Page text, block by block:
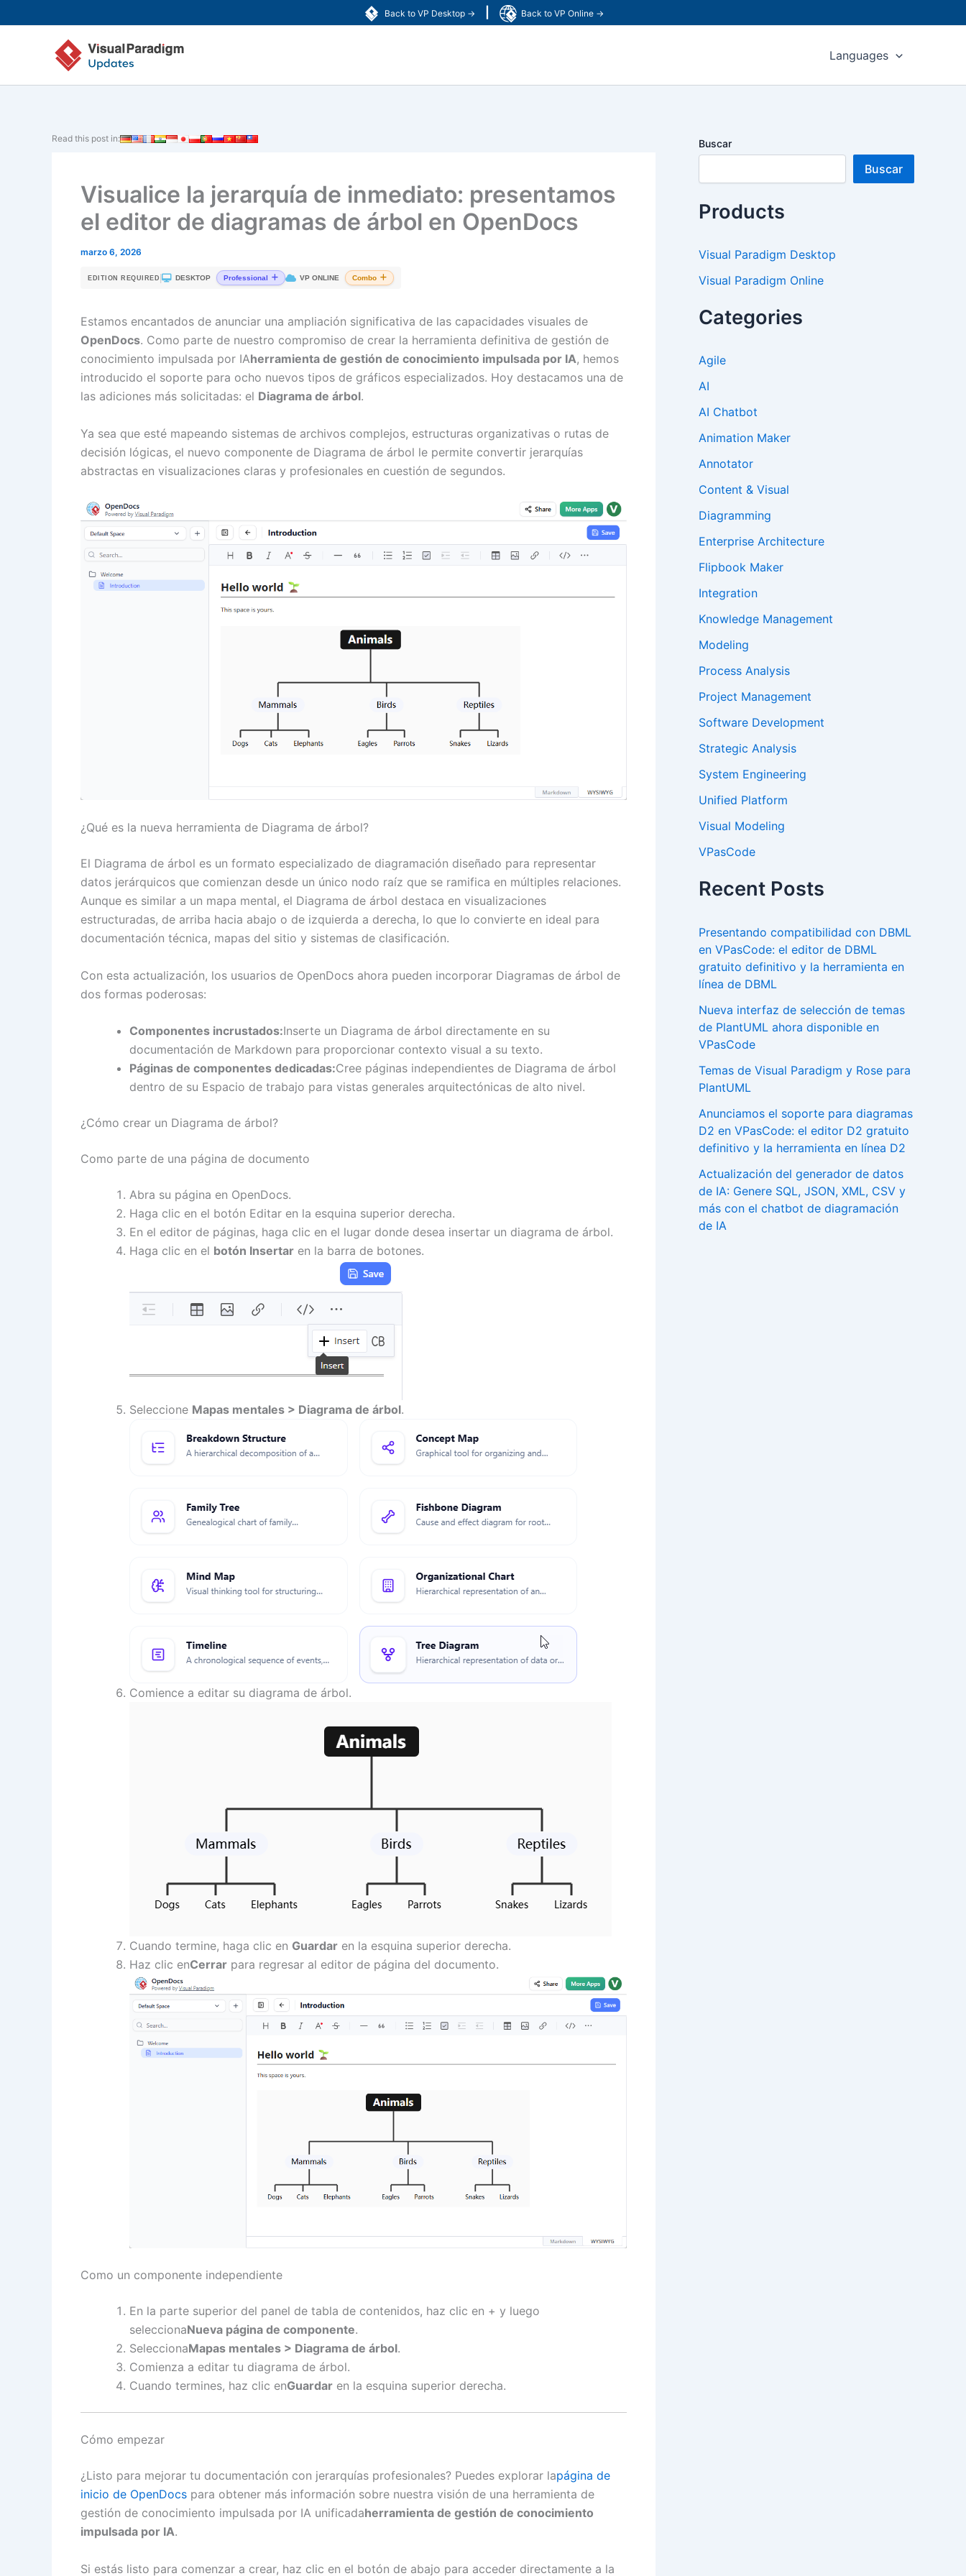
Back to VP Desktop → Back to VP Online →
al
Languages
Read this post in:
Visualice la jerarquía de inmediato: presentamos
el editor de diagramas de árbol en OpenDocs
marzo 6, 2026
EDITION REQUIRED DESKTOP Professional VP ONLINE Combo
Estamos encantados de anunciar una ampliación significativa de las capacidades visuales de
OpenDocs. Como parte de nuestro compromiso de crear la herramienta definitiva de gestión de
conocimiento impulsada por IAherramienta de gestión de conocimiento impulsada por IA, hemos
introducido el soporte para ocho nuevos tipos de gráficos especializados. Hoy destacamos una de
las adiciones más solicitadas: el Diagrama de árbol.
Ya sea que esté mapeando sistemas de archivos complejos, estructuras organizativas o rutas de
decisión lógicas, el nuevo componente de Diagrama de árbol le permite convertir jerarquías
abstractas en visualizaciones claras y profesionales en cuestión de segundos.
¿Qué es la nueva herramienta de Diagrama de árbol?
El Diagrama de árbol es un formato especializado de diagramación diseñado para representar
datos jerárquicos que comienzan desde un único nodo raíz que se ramifica en múltiples relaciones.
Aunque es similar a un mapa mental, el Diagrama de árbol destaca en visualizaciones
estructuradas, de arriba hacia abajo o de izquierda a derecha, lo que lo convierte en ideal para
documentación técnica, mapas del sitio y sistemas de clasificación.
Con esta actualización, los usuarios de OpenDocs ahora pueden incorporar Diagramas de árbol de
dos formas poderosas:
Componentes incrustados:Inserte un Diagrama de árbol directamente en su
documentación de Markdown para proporcionar contexto visual a su texto.
Páginas de componentes dedicadas:Cree páginas independientes de Diagrama de árbol
dentro de su Espacio de trabajo para vistas generales arquitectónicas de alto nivel.
¿Cómo crear un Diagrama de árbol?
Como parte de una página de documento
Abra su página en OpenDocs.
Haga clic en el botón Editar en la esquina superior derecha.
En el editor de páginas, haga clic en el lugar donde desea insertar un diagrama de árbol.
Haga clic en el botón Insertar en la barra de botones.
Seleccione Mapas mentales > Diagrama de árbol.
Comience a editar su diagrama de árbol.
Cuando termine, haga clic en Guardar en la esquina superior derecha.
Haz clic enCerrar para regresar al editor de página del documento.
Como un componente independiente
En la parte superior del panel de tabla de contenidos, haz clic en + y luego
seleccionaNueva página de componente.
SeleccionaMapas mentales > Diagrama de árbol.
Comienza a editar tu diagrama de árbol.
Cuando termines, haz clic enGuardar en la esquina superior derecha.
Cómo empezar
¿Listo para mejorar tu documentación con jerarquías profesionales? Puedes explorar lapágina de
inicio de OpenDocs para obtener más información sobre nuestra visión de una herramienta de
gestión de conocimiento impulsada por IA unificadaherramienta de gestión de conocimiento
impulsada por IA.
Si estás listo para comenzar a crear, haz clic en el botón de abajo para acceder directamente a la
Buscar
Buscar
Products
Visual Paradigm Desktop
Visual Paradigm Online
Categories
Agile
AI
AI Chatbot
Animation Maker
Annotator
Content & Visual
Diagramming
Enterprise Architecture
Flipbook Maker
Integration
Knowledge Management
Modeling
Process Analysis
Project Management
Software Development
Strategic Analysis
System Engineering
Unified Platform
Visual Modeling
VPasCode
Recent Posts
Presentando compatibilidad con DBML
en VPasCode: el editor de DBML
gratuito definitivo y la herramienta en
línea de DBML
Nueva interfaz de selección de temas
de PlantUML ahora disponible en
VPasCode
Temas de Visual Paradigm y Rose para
PlantUML
Anunciamos el soporte para diagramas
D2 en VPasCode: el editor D2 gratuito
definitivo y la herramienta en línea D2
Actualización del generador de datos
de IA: Genere SQL, JSON, XML, CSV y
más con el chatbot de diagramación
de IA